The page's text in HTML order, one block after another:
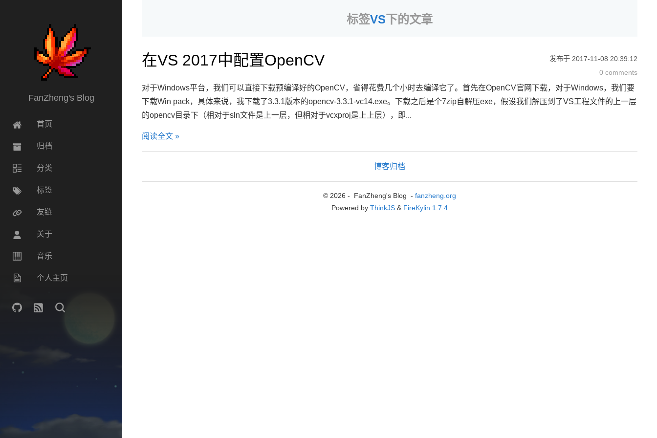
FanZheng's Blog
首页
归档
分类
标签
友链
关于
音乐
个人主页
标签VS下的文章
发布于 2017-11-08 20:39:12
0 comments
在VS 2017中配置OpenCV
对于Windows平台，我们可以直接下载预编译好的OpenCV，省得花费几个小时去编译它了。首先在OpenCV官网下载，对于Windows，我们要
下载Win pack，具体来说，我下载了3.3.1版本的opencv-3.3.1-vc14.exe。下载之后是个7zip自解压exe，假设我们解压到了VS工程文件的上一层
的opencv目录下（相对于sln文件是上一层，但相对于vcxproj是上上层），即...
阅读全文 »
博客归档
© 2026 - FanZheng's Blog - fanzheng.org
Powered by ThinkJS & FireKylin 1.7.4